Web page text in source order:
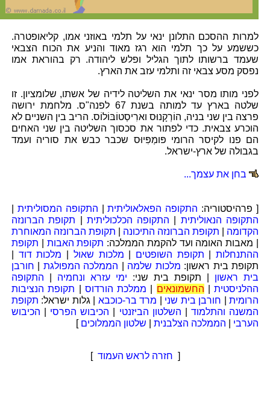
למרות ההסכם התלונן ינאי על תלמי באוזני אמו, קליאופטרה.
כששמע על כך תלמי הוא רגז מאוד והניע את הכוח הצבאי
שעמד ברשותו לתוך הגליל ופלש ליהודה. רק בהוראת אמו
נפסק מסע צבאי זה ותלמי עזב את הארץ.
לפני מותו מסר ינאי את השליטה לידיה של אשתו, שלומציון. זו
שלטה בארץ עד למותה בשנת 67 לפנה"ס. מלחמת ירושה
פרצה בין שני בניה, הוֹרְקָנוּס וארִיסְטוֹבּוֹלוֹס. הריב בין השניים לא
הוכרע צבאית. כדי לפתור את סכסוך השליטה בין שני האחים
הם פנו לקיסר הרומי פּומְפִּיוּס שכבר כבש את סוריה ועמד
בגבולה של ארץ-ישראל.
בחן את עצמך...
[ פרהיסטוריה: התקופה הפאלאוליתית| התקופה המסוליתית
התקופה הנאוליתית
התקופה הכלכוליתית
תקופת הברונזה
הקדומה
תקופת הברונזה התיכונה
תקופת הברונזה המאוחרת
| מאבות האומה ועד להקמת הממלכה: תקופת האבות
תקופת
ההתנחלות| תקופת השופטים מלכות שאול מלכות דוד
תקופת בית ראשון: מלכות שלמה הממלכה המפולגת
חורבן
בית ראשון | תקופת בית שני: ימי עזרא ונחמיה
התקופה
ההלניסטית
החשמונאים ממלכת הורדוס
תקופת הנציבות
הרומית| חורבן בית שני מרד בר-כוכבא | גלות ישראל: תקופת
המשנה והתלמוד
השלטון הביזנטי הכיבוש הפרסי
הכיבוש
הערבי
הממלכה הצלבנית שלטון הממלוכים ]
[ חזרה לראש העמוד ]